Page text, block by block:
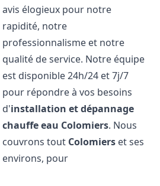
avis élogieux pour notre
rapidité, notre
professionnalisme et notre
qualité de service. Notre équipe
est disponible 24h/24 et 7j/7
pour répondre à vos besoins
d'installation et dépannage
chauffe eau Colomiers. Nous
couvrons tout Colomiers et ses
environs, pour